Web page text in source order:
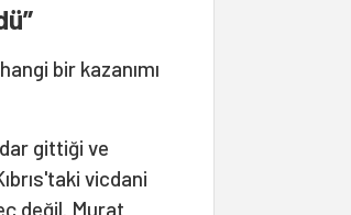
bir kazanımı
gittiği ve
vicdani
değil. Murat